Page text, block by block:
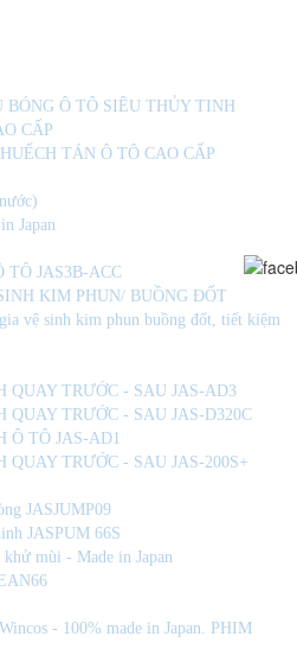
BÓNG Ô TÔ SIÊU THỦY TINH
CẤP
TÁN Ô TÔ CAO CẤP
Japan
TÔ JAS3B-ACC
KIM PHUN/ BUỒNG ĐỐT
vệ sinh kim phun buồng đốt, tiết kiệm
QUAY TRƯỚC - SAU JAS-AD3
QUAY TRƯỚC - SAU JAS-D320C
Ô TÔ JAS-AD1
QUAY TRƯỚC - SAU JAS-200S+
JASJUMP09
JASPUM 66S
mùi - Made in Japan
- 100% made in Japan. PHIM